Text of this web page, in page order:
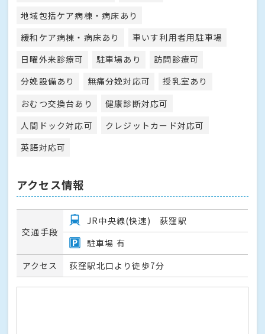
地域包括ケア病棟・病床あり
緩和ケア病棟・病床あり
車いす利用者用駐車場
日曜外来診療可
駐車場あり
訪問診療可
分娩設備あり
無痛分娩対応可
授乳室あり
おむつ交換台あり
健康診断対応可
人間ドック対応可
クレジットカード対応可
英語対応可
アクセス情報
交通手段
JR中央線(快速) 荻窪駅
駐車場 有
アクセス
荻窪駅北口より徒歩7分